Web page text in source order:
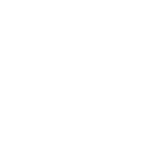
der Abnahmemenge